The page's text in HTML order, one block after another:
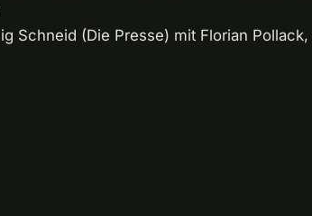
Schneid (Die Presse) mit Florian